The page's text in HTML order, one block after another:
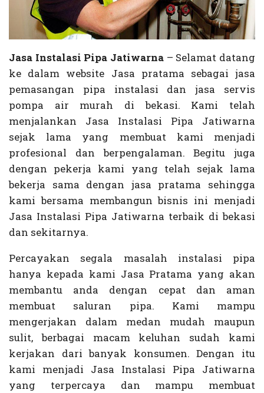
Jasa Instalasi Pipa Jatiwarna – Selamat datang
ke dalam website Jasa pratama sebagai jasa
pemasangan pipa instalasi dan jasa servis
pompa air murah di bekasi. Kami telah
menjalankan Jasa Instalasi Pipa Jatiwarna
sejak lama yang membuat kami menjadi
profesional dan berpengalaman. Begitu juga
dengan pekerja kami yang telah sejak lama
bekerja sama dengan jasa pratama sehingga
kami bersama membangun bisnis ini menjadi
Jasa Instalasi Pipa Jatiwarna terbaik di bekasi
dan sekitarnya.
Percayakan segala masalah instalasi pipa
hanya kepada kami Jasa Pratama yang akan
membantu anda dengan cepat dan aman
membuat saluran pipa. Kami mampu
mengerjakan dalam medan mudah maupun
sulit, berbagai macam keluhan sudah kami
kerjakan dari banyak konsumen. Dengan itu
kami menjadi Jasa Instalasi Pipa Jatiwarna
yang terpercaya dan mampu membuat